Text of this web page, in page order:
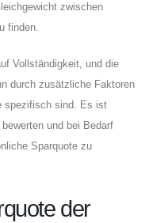
zwischen
finden.
Vollständigkeit, und die
durch zusätzliche Faktoren
spezifisch sind. Es ist
und bei Bedarf
Sparquote zu
der